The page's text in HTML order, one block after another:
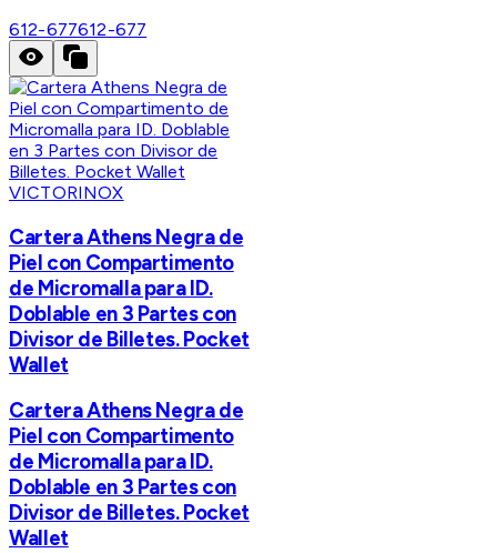
612-677612-677
VICTORINOX
Cartera Athens Negra de
Piel con Compartimento
de Micromalla para ID.
Doblable en 3 Partes con
Divisor de Billetes. Pocket
Wallet
Cartera Athens Negra de
Piel con Compartimento
de Micromalla para ID.
Doblable en 3 Partes con
Divisor de Billetes. Pocket
Wallet